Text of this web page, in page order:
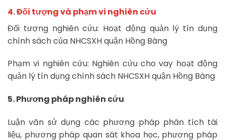
4. Đối tượng và phạm vi nghiên cứu
Đối tượng nghiên cứu: Hoạt động quản lý tín dụng
chính sách của NHCSXH quận Hồng Bàng
Phạm vi nghiên cứu: Nghiên cứu cho vay hoạt động
quản lý tín dụng chính sách NHCSXH quận Hồng Bàng
5. Phương pháp nghiên cứu
Luận văn sử dụng các phương pháp phân tích tài
liệu, phương pháp quan sát khoa học, phương pháp